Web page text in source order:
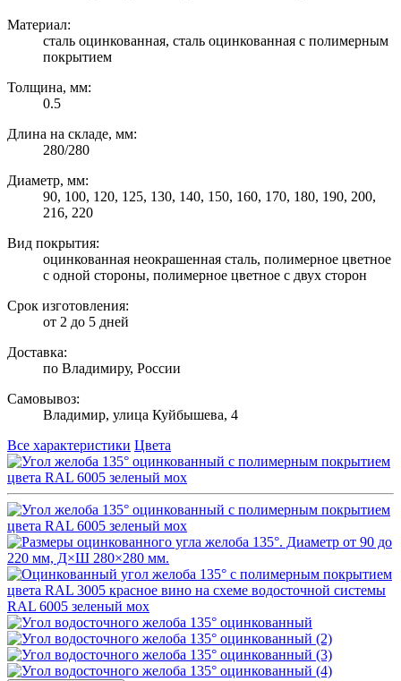
Материал:
сталь оцинкованная, сталь оцинкованная с полимерным
покрытием
Толщина, мм:
0.5
Длина на складе, мм:
280/280
Диаметр, мм:
90, 100, 120, 125, 130, 140, 150, 160, 170, 180, 190, 200,
216, 220
Вид покрытия:
оцинкованная неокрашенная сталь, полимерное цветное
с одной стороны, полимерное цветное с двух сторон
Срок изготовления:
от 2 до 5 дней
Доставка:
по Владимиру, России
Самовывоз:
Владимир, улица Куйбышева, 4
Все характеристики Цвета